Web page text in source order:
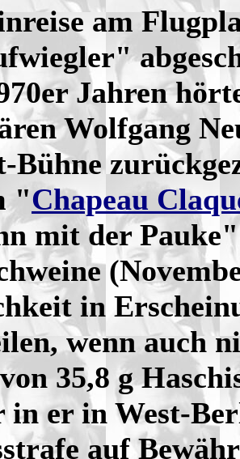
am
Jahren
Wolfgang
Bühne
"Chapeau
mit der
in
wenn auch
35,8 g
in er in West-
auf